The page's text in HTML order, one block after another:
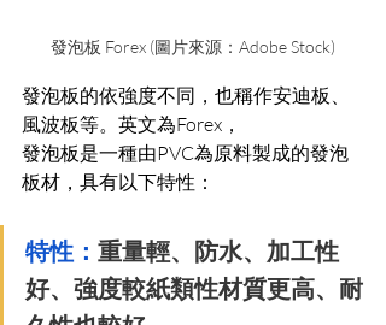
發泡板 Forex (圖片來源：Adobe Stock)
發泡板的依強度不同，也稱作安迪板、
風波板等。英文為Forex，
發泡板是一種由PVC為原料製成的發泡
板材，具有以下特性：
特性： 重量輕、防水、加工性
好、強度較紙類性材質更高、耐